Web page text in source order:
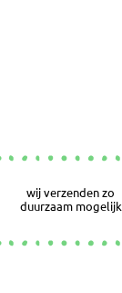
wij verzenden zo
duurzaam mogelijk